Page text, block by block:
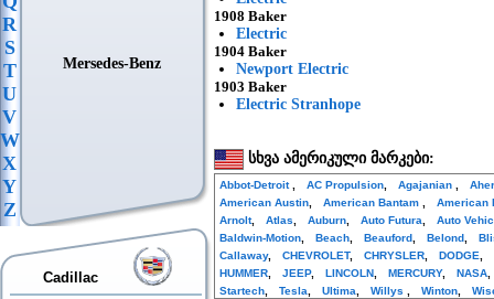
R
S
T
U
V
W
X
Y
Z
Mersedes-Benz
Cadillac
1908 Baker
Electric
1904 Baker
Newport Electric
1903 Baker
Electric Stranhope
სხვა ამერიკული მარკები:
Abbot-Detroit AC Propulsion Agajanian
American Austin
American Bantam
American
Arnolt, Atlas Auburn Auto Futura
Auto
Baldwin-Motion
Beach Beauford Belond
Callaway, CHEVROLET, CHRYSLER DODGE
HUMMER
JEEP, LINCOLN MERCURY, NASA
Startech
Tesla Ultima Willys Winton